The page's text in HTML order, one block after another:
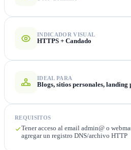
INDICADOR VISUAL
HTTPS + Candado
IDEAL PARA
Blogs, sitios personales, landing
REQUISITOS
Tener acceso al email admin@ o
agregar un registro DNS/archivo HTTP